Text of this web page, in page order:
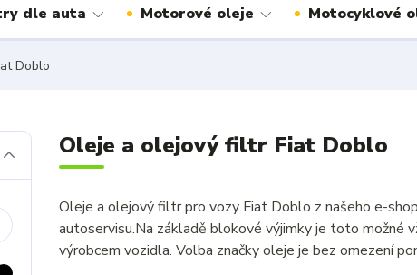
dle auta Motorové oleje Motocyklové
Doblo
Oleje a olejový filtr Fiat Doblo
Oleje a olejový filtr pro vozy Fiat Doblo z našeho e-
autoservisu.Na základě blokové výjimky je toto možné
výrobcem vozidla. Volba značky oleje je bez omezení